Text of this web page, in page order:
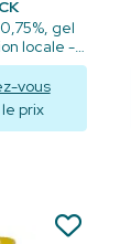
gel
locale -
vous
prix